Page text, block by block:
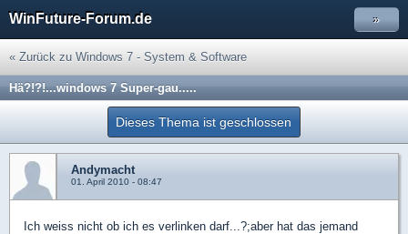
WinFuture-Forum.de »
« Zurück zu Windows 7 - System & Software
Hä?!?!...windows 7 Super-gau.....
Dieses Thema ist geschlossen
Andymacht
01. April 2010 - 08:47
Ich weiss nicht ob ich es verlinken darf...?;aber hat das jemand